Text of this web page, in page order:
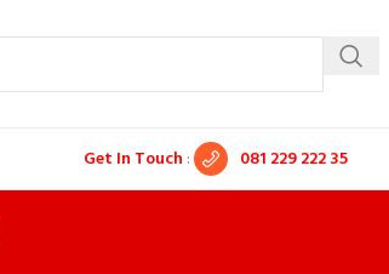
Get In Touch : 081 229 222 35